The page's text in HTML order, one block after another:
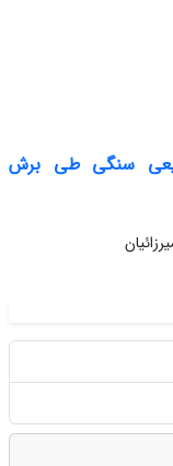
سنگی طی برش